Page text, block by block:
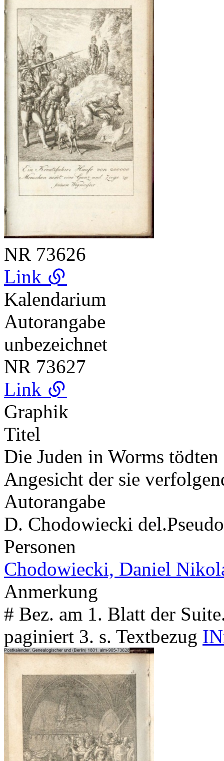
NR 73626
Link
Kalendarium
Autorangabe
unbezeichnet
NR 73627
Link
Graphik
Titel
Die Juden in Worms
Angesicht der sie
Autorangabe
D. Chodowiecki del.
Personen
Chodowiecki, Daniel
Anmerkung
# Bez. am 1. Blatt der
paginiert 3. s. Textbezug